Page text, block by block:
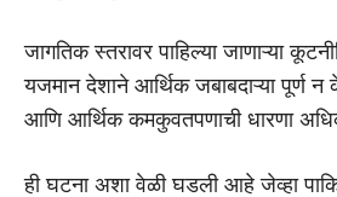
जागतिक स्तरावर पाहिल्या जाणाऱ्या
यजमान देशाने आर्थिक जबाबदाऱ्या पूर्ण
आणि आर्थिक कमकुवतपणाची धारणा
ही घटना अशा वेळी घडली आहे जेव्हा